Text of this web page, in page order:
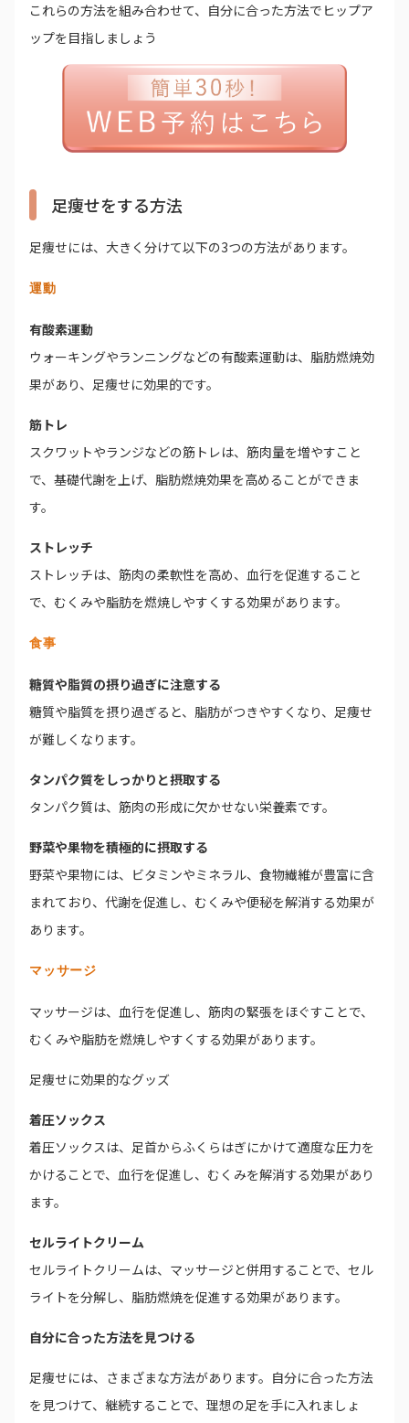
これらの方法を組み合わせて、自分に合った方法でヒップア
ップを目指しましょう
足痩せをする方法
足痩せには、大きく分けて以下の3つの方法があります。
運動
有酸素運動
ウォーキングやランニングなどの有酸素運動は、脂肪燃焼効
果があり、足痩せに効果的です。
筋トレ
スクワットやランジなどの筋トレは、筋肉量を増やすこと
で、基礎代謝を上げ、脂肪燃焼効果を高めることができま
す。
ストレッチ
ストレッチは、筋肉の柔軟性を高め、血行を促進すること
で、むくみや脂肪を燃焼しやすくする効果があります。
食事
糖質や脂質の摂り過ぎに注意する
糖質や脂質を摂り過ぎると、脂肪がつきやすくなり、足痩せ
が難しくなります。
タンパク質をしっかりと摂取する
タンパク質は、筋肉の形成に欠かせない栄養素です。
野菜や果物を積極的に摂取する
野菜や果物には、ビタミンやミネラル、食物繊維が豊富に含
まれており、代謝を促進し、むくみや便秘を解消する効果が
あります。
マッサージ
マッサージは、血行を促進し、筋肉の緊張をほぐすことで、
むくみや脂肪を燃焼しやすくする効果があります。
足痩せに効果的なグッズ
着圧ソックス
着圧ソックスは、足首からふくらはぎにかけて適度な圧力を
かけることで、血行を促進し、むくみを解消する効果があり
ます。
セルライトクリーム
セルライトクリームは、マッサージと併用することで、セル
ライトを分解し、脂肪燃焼を促進する効果があります。
自分に合った方法を見つける
足痩せには、さまざまな方法があります。自分に合った方法
を見つけて、継続することで、理想の足を手に入れましょ